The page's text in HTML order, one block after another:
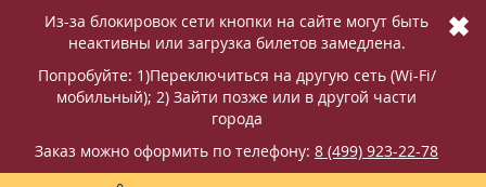
Из-за блокировок сети кнопки на сайте могут быть
неактивны или загрузка билетов замедлена.
Попробуйте: 1)Переключиться на другую сеть (Wi-Fi/
мобильный); 2) Зайти позже или в другой части
города
Заказ можно оформить по телефону: 8 (499) 923-22-78
✖